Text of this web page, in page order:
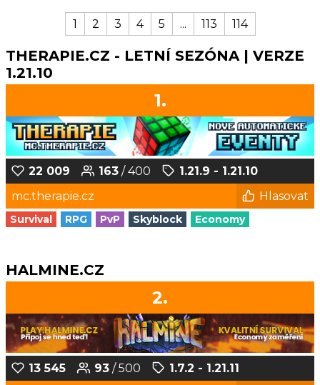
1 2 3 4 5 ... 113 114
THERAPIE.CZ - LETNÍ SEZÓNA | VERZE
1.21.10
1.
22 009 163 / 400
1.21.9 - 1.21.10
mc.therapie.cz
Hlasovat
Survival RPG PvP Skyblock Economy
HALMINE.CZ
2.
13 545 93 / 500
1.7.2 - 1.21.11